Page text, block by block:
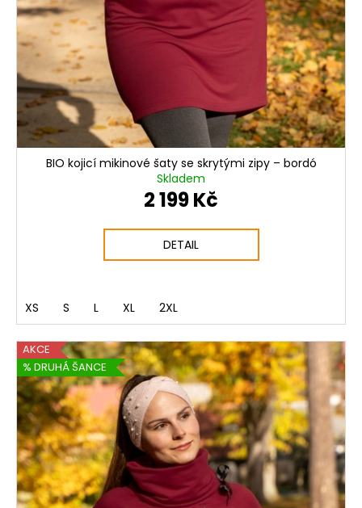
BIO kojicí mikinové šaty se skrytými zipy – bordó
Skladem
2 199 Kč
DETAIL
XS S L XL 2XL
AKCE
% DRUHÁ ŠANCE